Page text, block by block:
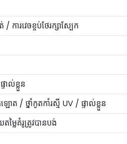
ារវេចខ្ចប់ថែរក្សាស្បែក
ាល់ខ្លួន
ត / ថ្នាំកូតកាំរស្មី UV / ផ្ទាល់ខ្លួន
ម្លៃគំរូត្រូវបានបង់